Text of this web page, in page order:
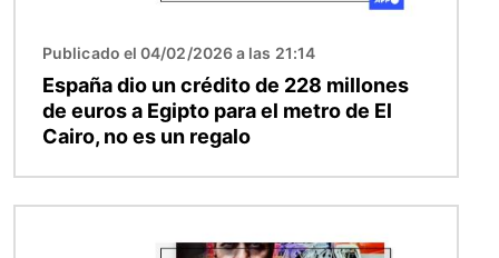
Publicado el 04/02/2026 a las 21:14
España dio un crédito de 228 millones
de euros a Egipto para el metro de El
Cairo, no es un regalo